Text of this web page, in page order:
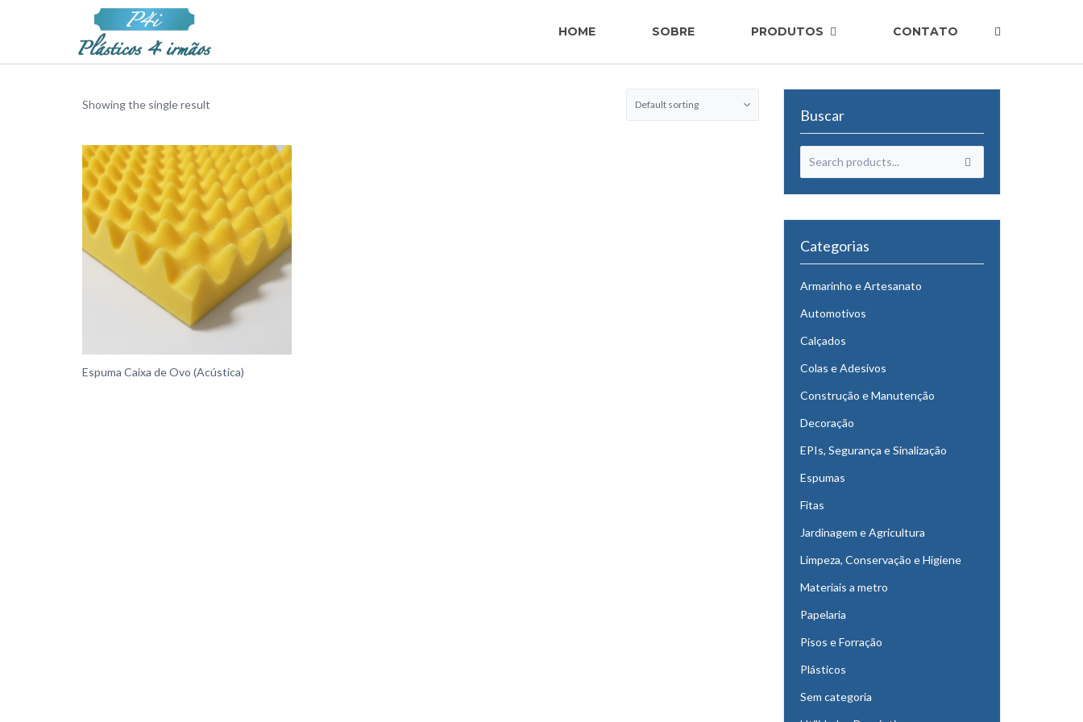
HOME SOBRE PRODUTOS CONTATO
Showing the single result
Espuma Caixa de Ovo (Acústica)
Buscar
Categorias
Armarinho e Artesanato
Automotivos
Calçados
Colas e Adesivos
Construção e Manutenção
Decoração
EPIs, Segurança e Sinalização
Espumas
Fitas
Jardinagem e Agricultura
Limpeza, Conservação e Higiene
Materiais a metro
Papelaria
Pisos e Forração
Plásticos
Sem categoria